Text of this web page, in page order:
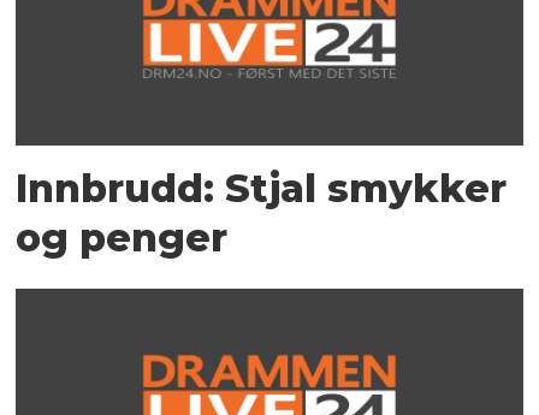
Innbrudd: Stjal smykker
og penger